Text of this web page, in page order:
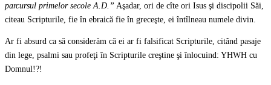
parcursul primelor secole A.D.” Aşadar, ori de cîte ori Isus şi discipolii Săi,
citeau Scripturile, fie în ebraică fie în greceşte, ei întîlneau numele divin.
Ar fi absurd ca să considerăm că ei ar fi falsificat Scripturile, citând pasaje
din lege, psalmi sau profeţi în Scripturile creştine şi înlocuind: YHWH cu
Domnul!?!